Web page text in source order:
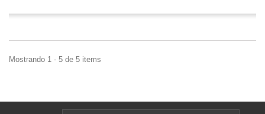
Mostrando 1 - 5 de 5 items